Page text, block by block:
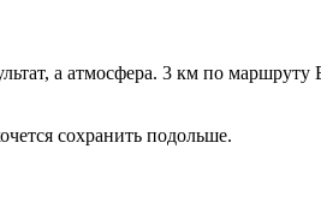
а атмосфера. 3 км по
сохранить подольше.